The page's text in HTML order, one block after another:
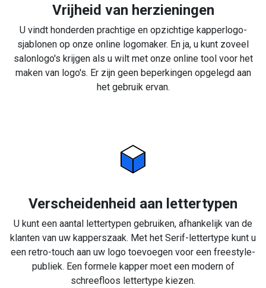
Vrijheid van herzieningen
U vindt honderden prachtige en opzichtige kapperlogo-
sjablonen op onze online logomaker. En ja, u kunt zoveel
salonlogo's krijgen als u wilt met onze online tool voor het
maken van logo's. Er zijn geen beperkingen opgelegd aan
het gebruik ervan.
Verscheidenheid aan lettertypen
U kunt een aantal lettertypen gebruiken, afhankelijk van de
klanten van uw kapperszaak. Met het Serif-lettertype kunt u
een retro-touch aan uw logo toevoegen voor een freestyle-
publiek. Een formele kapper moet een modern of
schreefloos lettertype kiezen.